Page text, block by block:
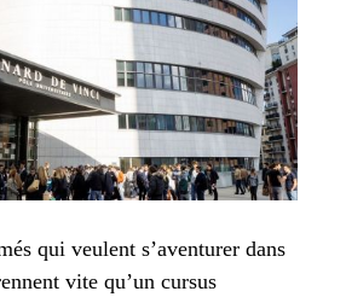
qui veulent s’aventurer dans
vite qu’un cursus